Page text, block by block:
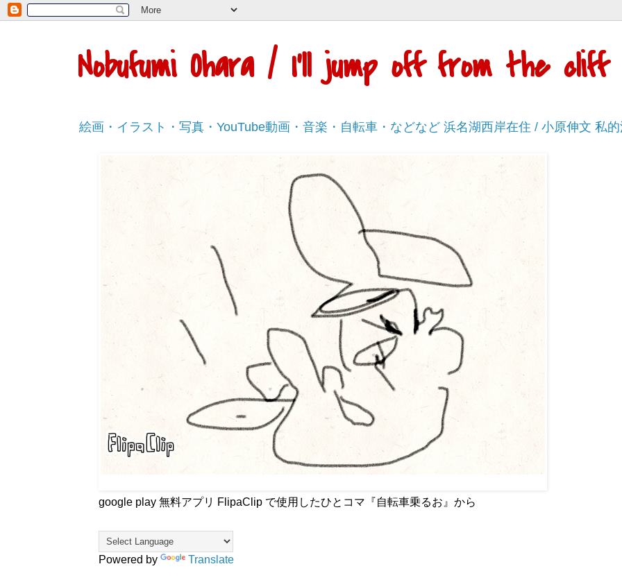
Nobufumi Ohara / I'll jump off from the
絵画・イラスト・写真・YouTube動画・音楽・自転車・などなど 浜名湖西岸在住 / 小原伸文 私
google play 無料アプリ FlipaClip で使用したひとコマ『自転車乗るお』から
Powered by Translate